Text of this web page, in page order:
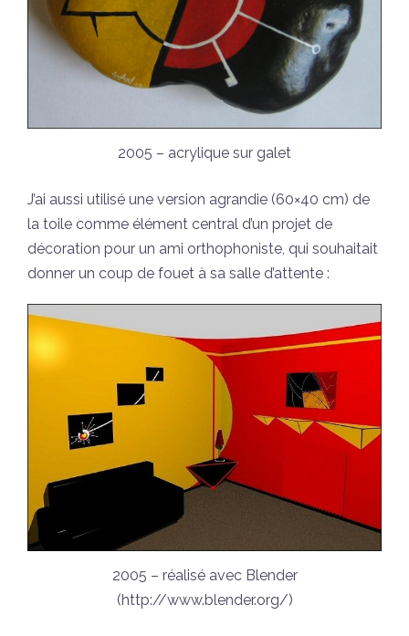
2005 – acrylique sur galet
J’ai aussi utilisé une version agrandie (60×40 cm) de
la toile comme élément central d’un projet de
décoration pour un ami orthophoniste, qui souhaitait
donner un coup de fouet à sa salle d’attente :
2005 – réalisé avec Blender
(http://www.blender.org/)